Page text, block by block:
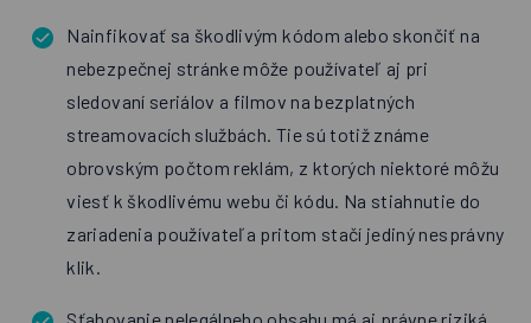
Nainfikovať sa škodlivým kódom alebo skončiť na
nebezpečnej stránke môže používateľ aj pri
sledovaní seriálov a filmov na bezplatných
streamovacích službách. Tie sú totiž známe
obrovským počtom reklám, z ktorých niektoré môžu
viesť k škodlivému webu či kódu. Na stiahnutie do
zariadenia používateľa pritom stačí jediný nesprávny
klik.